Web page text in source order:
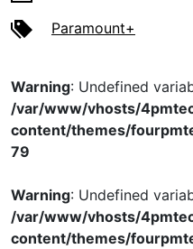
Paramount+
Warning: Undefined
/var/www/vhosts/
content/themes/
79
Warning: Undefined
/var/www/vhosts/
content/themes/